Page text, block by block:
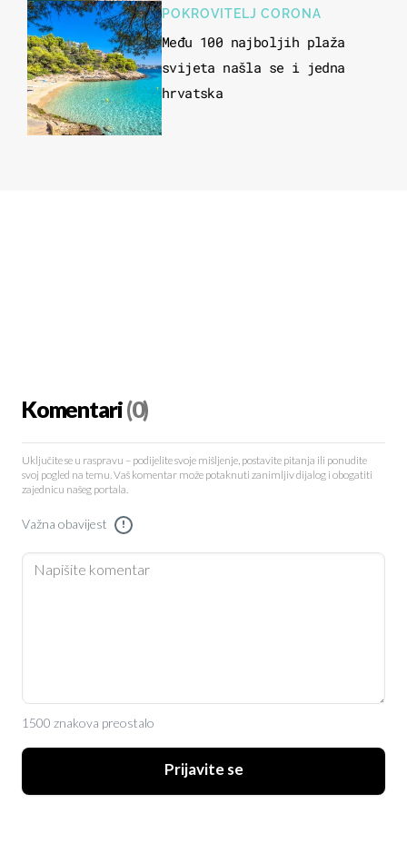
u more
POKROVITELJ CORONA
Među 100 najboljih plaža
svijeta našla se i jedna
hrvatska
Komentari(0)
Uključite se u raspravu – podijelite svoje mišljenje, postavite pitanja ili ponudite
svoj pogled na temu. Vaš komentar može potaknuti zanimljiv dijalog i obogatiti
zajednicu našeg portala.
Važna obavijest !
1500 znakova preostalo
Prijavite se